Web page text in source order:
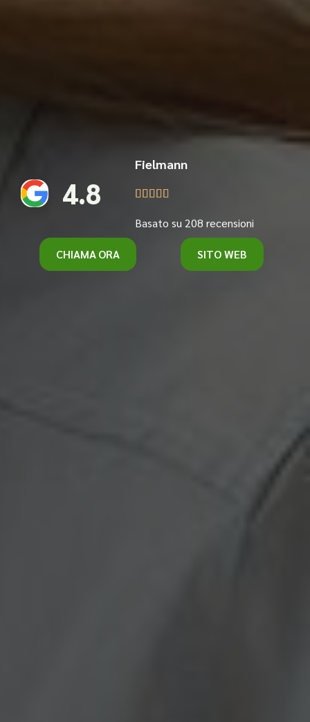
4.8
Fielmann
    
Basato su 208 recensioni
CHIAMA ORA SITO WEB